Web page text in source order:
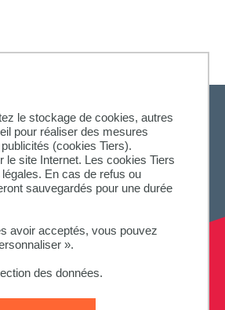
le stockage de cookies, autres
pour réaliser des mesures
(cookies Tiers).
le site Internet. Les cookies Tiers
En cas de refus ou
sauvegardés pour une durée
avoir acceptés, vous pouvez
».
des données.